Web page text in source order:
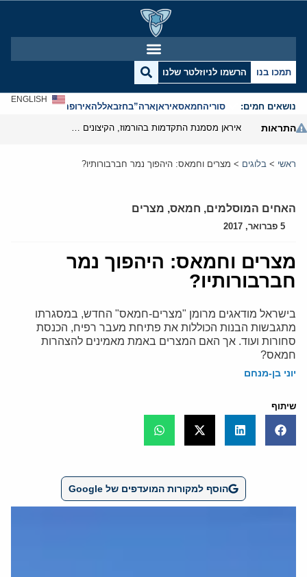
תמכו בנו הרשמו לניוזלטר שלנו
נושאים חמים: סוריהחמאסאיראןארה”בחזבאללהאירופהאנטישמיות
ENGLISH
התראות
ראשי > בלוגים > מצרים וחמאס: היהפוך נמר חברבורותיו?
האחים המוסלמים, חמאס, מצרים
5 פברואר, 2017
מצרים וחמאס: היהפוך נמר
חברבורותיו?
בישראל מודאגים מרומן "מצרים-חמאס" החדש, במסגרתו
מתגבשות הבנות הכוללות את פתיחת מעבר רפיח, הכנסת
סחורות ועוד. אך האם המצרים באמת מאמינים להצהרות
חמאס?
יוני בן-מנחם
שיתוף
הוסף למקורות המועדפים של Google